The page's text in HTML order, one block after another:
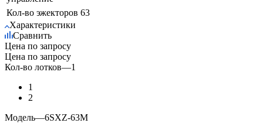
Кол-во эжекторов 63
Характеристики
Сравнить
Цена по запросу
Цена по запросу
Кол-во лотков—1
1
2
Модель—6SXZ-63М